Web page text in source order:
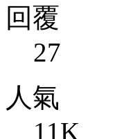
回覆
27
人氣
11K